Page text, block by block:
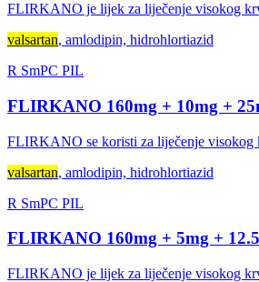
FLIRKANO je lijek za liječenje visokog
valsartan, amlodipin, hidrohlortiazid
R SmPC PIL
FLIRKANO 160mg + 10mg +
FLIRKANO se koristi za liječenje visokog
valsartan, amlodipin, hidrohlortiazid
R SmPC PIL
FLIRKANO 160mg + 5mg +
FLIRKANO je lijek za liječenje visokog